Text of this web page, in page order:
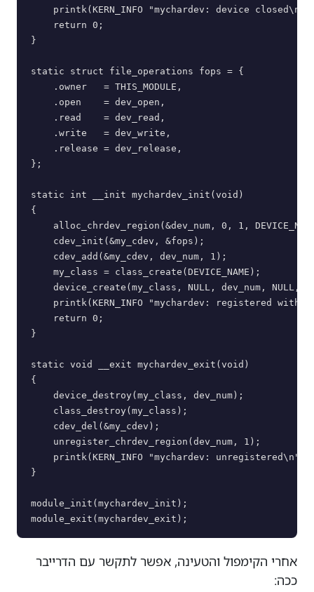
printk(KERN_INFO "mychardev: device
    return 0;
}
static struct file_operations fops = {
    .owner   = THIS_MODULE,
    .open    = dev_open,
    .read    = dev_read,
    .write   = dev_write,
    .release = dev_release,
};
static int __init mychardev_init(void)
{
alloc_chrdev_region(&dev_num, 0, 1,
    cdev_init(&my_cdev, &fops);
    cdev_add(&my_cdev, dev_num, 1);
    my_class = class_create(DEVICE_NAME);
device_create(my_class, NULL, dev_num, NULL,
printk(KERN_INFO "mychardev: registered with
    return 0;
}
static void __exit mychardev_exit(void)
{
    device_destroy(my_class, dev_num);
    class_destroy(my_class);
    cdev_del(&my_cdev);
    unregister_chrdev_region(dev_num, 1);
    printk(KERN_INFO "mychardev: unregistered\n");
}
module_init(mychardev_init);
אחרי הקימפול והטעינה, אפשר לתקשר עם הדרייבר
ככה: